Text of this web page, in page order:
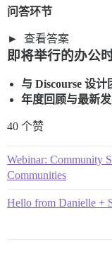
问答环节
查看答案
即将举行的办公
与 Discourse 设
年度回顾与最新
40 个赞
Webinar: Community
Communities
Hello from Danielle +